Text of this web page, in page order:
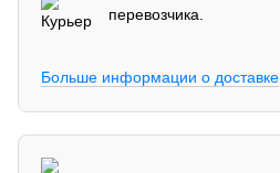
перевозчика.
Больше информации о доставке